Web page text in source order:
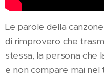
Le parole della
di rimprovero che
stessa, la persona che
e non compare mai